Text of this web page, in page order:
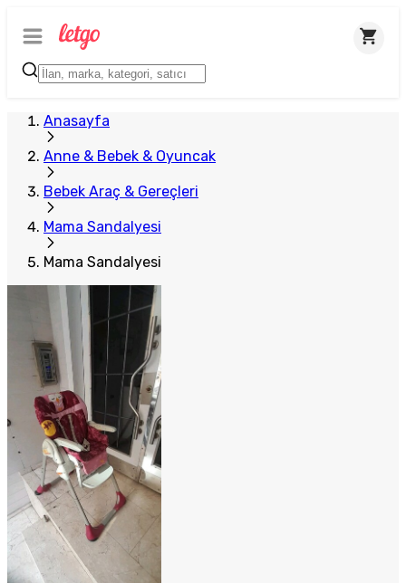
Anasayfa
Anne & Bebek & Oyuncak
Bebek Araç & Gereçleri
Mama Sandalyesi
Mama Sandalyesi